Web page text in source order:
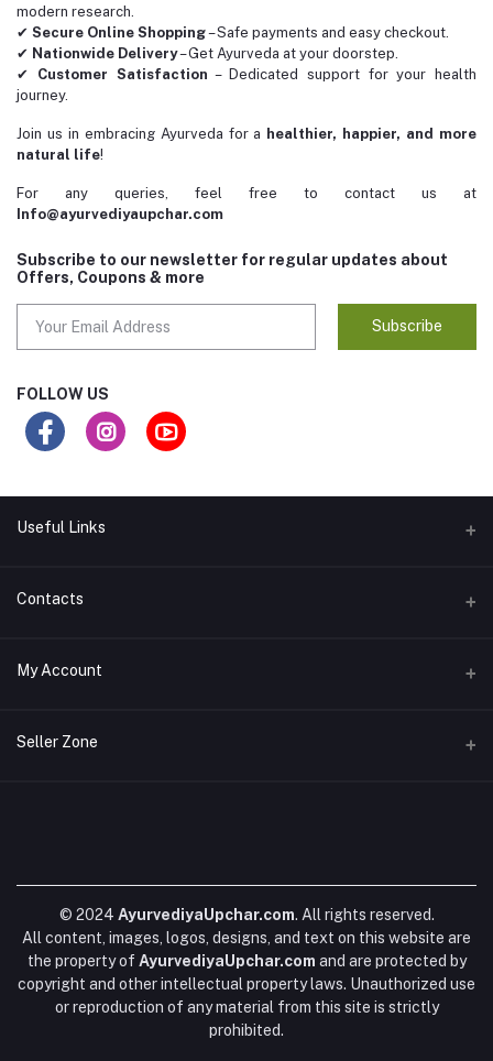
modern research.
✔ Secure Online Shopping– Safe payments and easy checkout.
✔ Nationwide Delivery– Get Ayurveda at your doorstep.
✔ Customer Satisfaction – Dedicated support for your health
journey.
Join us in embracing Ayurveda for a healthier, happier, and more
natural life!
For any queries, feel free to contact us at
Info@ayurvediyaupchar.com
Subscribe to our newsletter for regular updates about
Offers, Coupons & more
Subscribe
FOLLOW US
Useful Links
ABOUT US
CONTACT US
SHIPPING POLICY
EDITORIAL POLICY
Contacts
Address
My Account
Login
Seller Zone
© 2024 AyurvediyaUpchar.com. All rights reserved.
All content, images, logos, designs, and text on this website are
the property of AyurvediyaUpchar.com and are protected by
copyright and other intellectual property laws. Unauthorized use
or reproduction of any material from this site is strictly
prohibited.